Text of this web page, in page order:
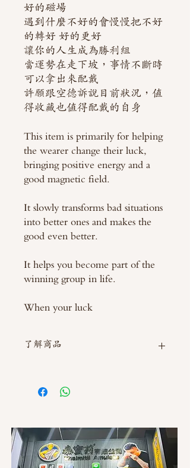
好的磁場
遇到什麼不好的會慢慢把不好
的轉好 好的更好
讓你的人生成為勝利組
當運勢在走下坡，事情不斷時
可以拿出來配戴
許願跟空德訴說目前狀況，值
得收藏也值得配戴的自身
This item is primarily for helping
the wearer change their luck,
bringing positive energy and a
good magnetic field.
It slowly transforms bad situations
into better ones and makes the
good even better.
It helps you become part of the
winning group in life.
When your luck
了解商品